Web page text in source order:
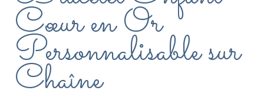
Cœur en Or
Personnalisable sur
Chaîne